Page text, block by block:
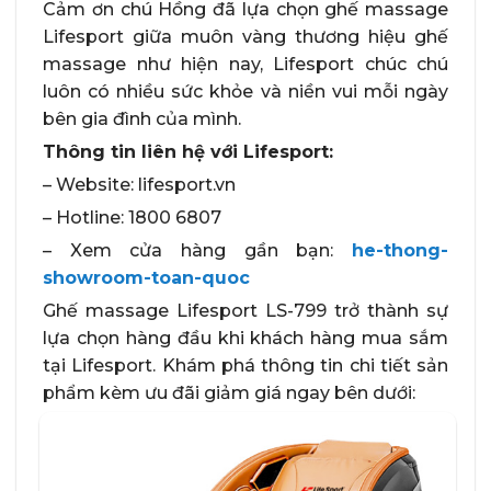
Cảm ơn chú Hồng đã lựa chọn ghế massage
Lifesport giữa muôn vàng thương hiệu ghế
massage như hiện nay, Lifesport chúc chú
luôn có nhiều sức khỏe và niền vui mỗi ngày
bên gia đình của mình.
Thông tin liên hệ với Lifesport:
– Website: lifesport.vn
– Hotline: 1800 6807
– Xem cửa hàng gần bạn: he-thong-
showroom-toan-quoc
Ghế massage Lifesport LS-799 trở thành sự
lựa chọn hàng đầu khi khách hàng mua sắm
tại Lifesport. Khám phá thông tin chi tiết sản
phẩm kèm ưu đãi giảm giá ngay bên dưới: